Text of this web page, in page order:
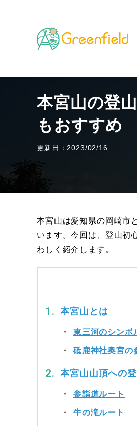
TOP 山のフィールド
本宮山の登
もおすすめ
更新日：2023/02/16
本宮山は愛知県の岡崎市
います。今回は、登山初
わしく紹介します。
本宮山とは
東三河のシンボ
砥鹿神社奥宮の
本宮山山頂への
参詣道ルート
牛の滝ルート